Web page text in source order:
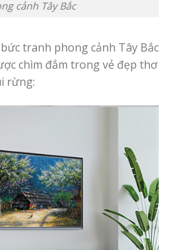
cảnh Tây Bắc
tranh phong cảnh Tây Bắc
chìm đắm trong vẻ đẹp thơ
rừng: